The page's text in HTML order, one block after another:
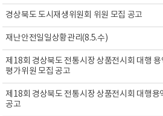
경상북도 도시재생위원회 위원 모집 공고
재난안전일일상황관리(8.5.수)
제18회 경상북도 전통시장 상품전시회 대행 용
평가위원 모집 공고
제18회 경상북도 전통시장 상품전시회 대행용
공고